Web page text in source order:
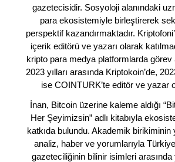
gazetecisidir. Sosyoloji alanındaki
para ekosistemiyle birleştirerek
perspektif kazandırmaktadır.
içerik editörü ve yazarı olarak
kripto para medya platformlarda görev
2023 yılları arasında Kriptokoin’de,
ise COINTURK’te editör ve yazar
İnan, Bitcoin üzerine kaleme aldığı
Her Şeyimizsin” adlı kitabıyla
katkıda bulundu. Akademik birikiminin
analiz, haber ve yorumlarıyla
gazeteciliğinin bilinir isimleri arasında